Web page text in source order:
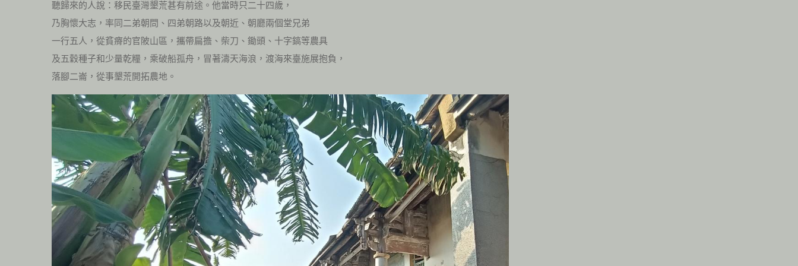
聽歸來的人說：移民臺灣墾荒甚有前途。他當時只二十四歲，
乃胸懷大志，率同二弟朝問、四弟朝路以及朝近、朝廳兩個堂兄弟
一行五人，從貧瘠的官陂山區，攜帶扁擔、柴刀、鋤頭、十字鎬等農具
及五穀種子和少量乾糧，乘破船孤舟，冒著濤天海浪，渡海來臺施展抱負，
落腳二崙，從事墾荒開拓農地。